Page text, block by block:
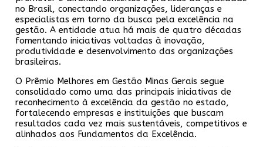
no Brasil, conectando organizações, lideranças e
especialistas em torno da busca pela excelência na
gestão. A entidade atua há mais de quatro décadas
fomentando iniciativas voltadas à inovação,
produtividade e desenvolvimento das organizações
brasileiras.
O Prêmio Melhores em Gestão Minas Gerais segue
consolidado como uma das principais iniciativas de
reconhecimento à excelência da gestão no estado,
fortalecendo empresas e instituições que buscam
resultados cada vez mais sustentáveis, competitivos e
alinhados aos Fundamentos da Excelência.